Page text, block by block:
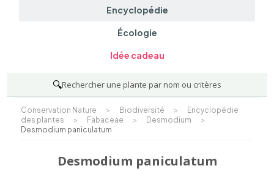
Encyclopédie
Écologie
Idée cadeau
🔍Rechercher une plante par nom ou critères
Conservation Nature > Biodiversité >
Encyclopédie
des plantes
> Fabaceae > Desmodium
>
Desmodium paniculatum
Desmodium paniculatum